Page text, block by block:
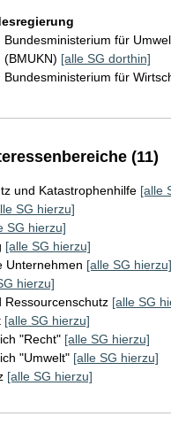
Bundesministerium für
(BMUKN) [alle SG dorthin]
Bundesministerium für
(11)
und Katastrophenhilfe [alle
SG hierzu]
SG hierzu]
[alle SG hierzu]
Unternehmen [alle SG hierzu]
hierzu]
Ressourcenschutz [alle SG
[alle SG hierzu]
"Recht" [alle SG hierzu]
"Umwelt" [alle SG hierzu]
[alle SG hierzu]